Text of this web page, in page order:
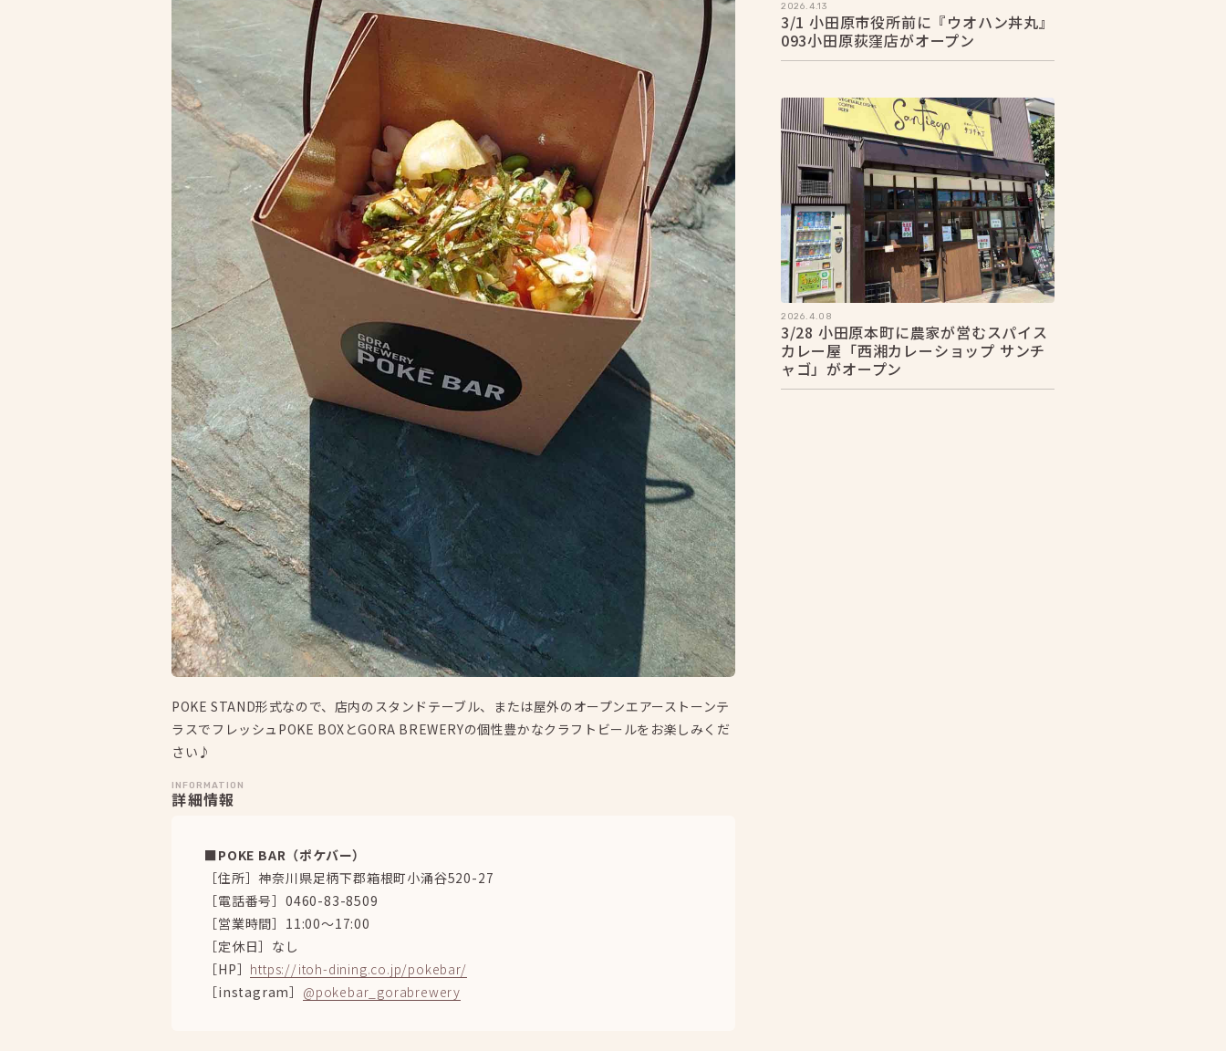
POKE STAND形式なので、店内のスタンドテーブル、または屋外のオープンエアーストーンテ
ラスでフレッシュPOKE BOXとGORA BREWERYの個性豊かなクラフトビールをお楽しみくだ
さい♪
INFORMATION
詳細情報
■POKE BAR（ポケバー）
［住所］神奈川県足柄下郡箱根町小涌谷520-27
［電話番号］0460-83-8509
［営業時間］11:00～17:00
［定休日］なし
［HP］ https://itoh-dining.co.jp/pokebar/
［instagram］ @pokebar_gorabrewery
2026.4.13
3/1 小田原市役所前に『ウオハン丼丸』
093小田原荻窪店がオープン
2026.4.08
3/28 小田原本町に農家が営むスパイス
カレー屋「西湘カレーショップ サンチ
ャゴ」がオープン